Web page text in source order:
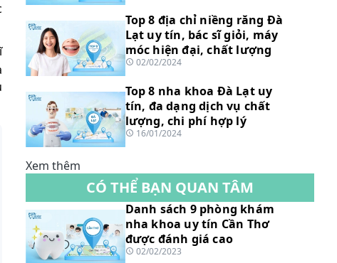
Top 8 địa chỉ niềng răng Đà
Lạt uy tín, bác sĩ giỏi, máy
móc hiện đại, chất lượng
02/02/2024
Top 8 nha khoa Đà Lạt uy
tín, đa dạng dịch vụ chất
lượng, chi phí hợp lý
16/01/2024
Xem thêm
CÓ THỂ BẠN QUAN TÂM
Danh sách 9 phòng khám
nha khoa uy tín Cần Thơ
được đánh giá cao
02/02/2023